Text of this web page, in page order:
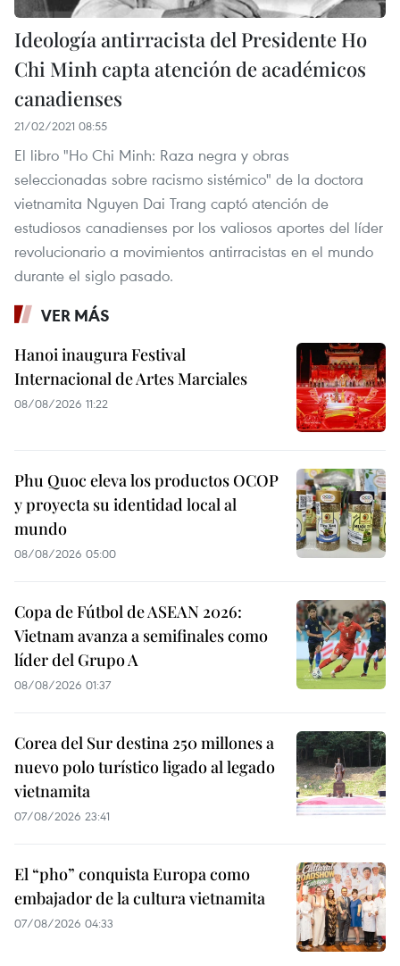
Ideología antirracista del Presidente Ho
Chi Minh capta atención de académicos
canadienses
21/02/2021 08:55
El libro "Ho Chi Minh: Raza negra y obras
seleccionadas sobre racismo sistémico" de la doctora
vietnamita Nguyen Dai Trang captó atención de
estudiosos canadienses por los valiosos aportes del líder
revolucionario a movimientos antirracistas en el mundo
durante el siglo pasado.
VER MÁS
Hanoi inaugura Festival
Internacional de Artes Marciales
08/08/2026 11:22
Phu Quoc eleva los productos OCOP
y proyecta su identidad local al
mundo
08/08/2026 05:00
Copa de Fútbol de ASEAN 2026:
Vietnam avanza a semifinales como
líder del Grupo A
08/08/2026 01:37
Corea del Sur destina 250 millones a
nuevo polo turístico ligado al legado
vietnamita
07/08/2026 23:41
El “pho” conquista Europa como
embajador de la cultura vietnamita
07/08/2026 04:33